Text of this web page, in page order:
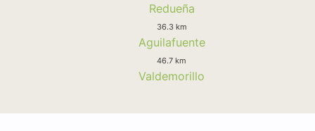
Redueña
36.3 km
Aguilafuente
46.7 km
Valdemorillo